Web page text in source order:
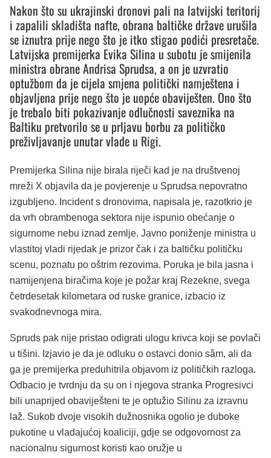
Nakon što su ukrajinski dronovi pali na latvijski teritorij
i zapalili skladišta nafte, obrana baltičke države urušila
se iznutra prije nego što je itko stigao podići presretače.
Latvijska premijerka Evika Silina u subotu je smijenila
ministra obrane Andrisa Sprudsa, a on je uzvratio
optužbom da je cijela smjena politički namještena i
objavljena prije nego što je uopće obaviješten. Ono što
je trebalo biti pokazivanje odlučnosti saveznika na
Baltiku pretvorilo se u prljavu borbu za političko
preživljavanje unutar vlade u Rigi.
Premijerka Silina nije birala riječi kad je na društvenoj
mreži X objavila da je povjerenje u Sprudsa nepovratno
izgubljeno. Incident s dronovima, napisala je, razotkrio je
da vrh obrambenoga sektora nije ispunio obećanje o
sigurnome nebu iznad zemlje. Javno poniženje ministra u
vlastitoj vladi rijedak je prizor čak i za baltičku političku
scenu, poznatu po oštrim rezovima. Poruka je bila jasna i
namijenjena biračima koje je požar kraj Rezekne, svega
četrdesetak kilometara od ruske granice, izbacio iz
svakodnevnoga mira.
Spruds pak nije pristao odigrati ulogu krivca koji se povlači
u tišini. Izjavio je da je odluku o ostavci donio sâm, ali da
ga je premijerka preduhitrila objavom iz političkih razloga.
Odbacio je tvrdnju da su on i njegova stranka Progresivci
bili unaprijed obaviješteni te je optužio Silinu za izravnu
laž. Sukob dvoje visokih dužnosnika ogolio je duboke
pukotine u vladajućoj koaliciji, gdje se odgovornost za
nacionalnu sigurnost koristi kao oružje u